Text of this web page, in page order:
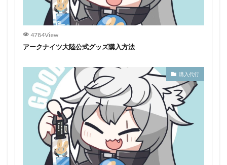
4784View
アークナイツ大陸公式グッズ購入方法
購入代行